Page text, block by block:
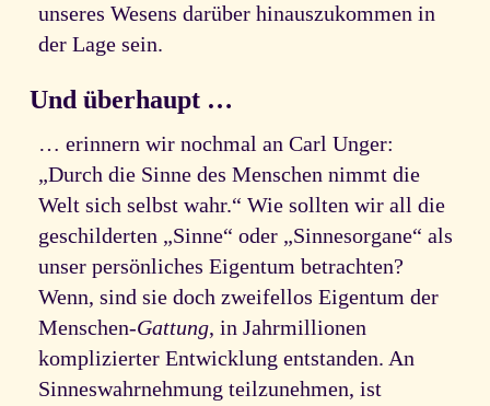
unseres Wesens darüber hinauszukommen in
der Lage sein.
Und überhaupt …
… erinnern wir nochmal an Carl Unger:
„Durch die Sinne des Menschen nimmt die
Welt sich selbst wahr.“ Wie sollten wir all die
geschilderten „Sinne“ oder „Sinnesorgane“ als
unser persönliches Eigentum betrachten?
Wenn, sind sie doch zweifellos Eigentum der
Menschen-Gattung, in Jahrmillionen
komplizierter Entwicklung entstanden. An
Sinneswahrnehmung teilzunehmen, ist